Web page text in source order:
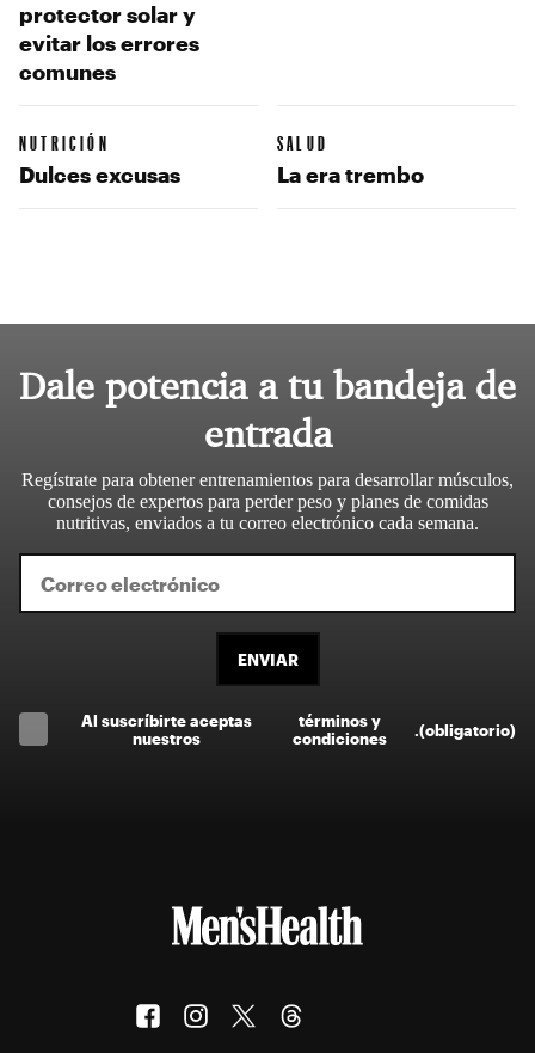
protector solar y
evitar los errores
comunes
NUTRICIÓN
Dulces excusas
SALUD
La era trembo
Dale potencia a tu bandeja de
entrada
Regístrate para obtener entrenamientos para desarrollar músculos,
consejos de expertos para perder peso y planes de comidas
nutritivas, enviados a tu correo electrónico cada semana.
ENVIAR
Al suscríbirte aceptas
nuestros
términos y
condiciones
(obligatorio)